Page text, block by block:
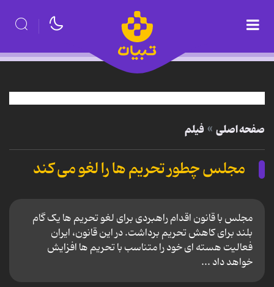
صفحه اصلی فیلم
مجلس چطور تحریم ها را لغو می کند
مجلس با قانون اقدام راهبردی برای لغو تحریم ها یک گام
بلند برای کاهش تحریم برداشت. در این قانون، ایران
فعالیت هسته ای خود را متناسب با تحریم ها افزایش
خواهد داد ...